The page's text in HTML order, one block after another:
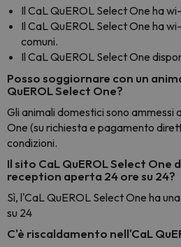
Il CaL QuEROL Select One ha
Il CaL QuEROL Select One ha
comuni.
Il CaL QuEROL Select One
Posso soggiornare con un
QuEROL Select One?
Gli animali domestici sono ammessi
One (su richiesta e pagamento
condizioni.
Il sito CaL QuEROL Select One
reception aperta 24 ore su 24?
Sì, l'CaL QuEROL Select One ha
su 24
C'è riscaldamento nell'CaL